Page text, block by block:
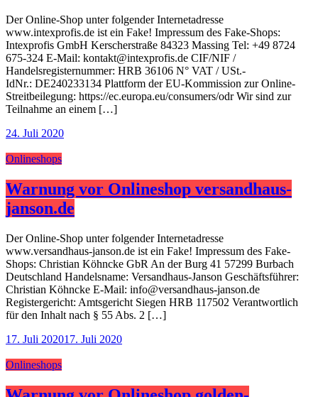
Der Online-Shop unter folgender Internetadresse
www.intexprofis.de ist ein Fake! Impressum des Fake-Shops:
Intexprofis GmbH Kerscherstraße 84323 Massing Tel: +49 8724
675-324 E-Mail: kontakt@intexprofis.de CIF/NIF /
Handelsregisternummer: HRB 36106 N° VAT / USt.-
IdNr.: DE240233134 Plattform der EU-Kommission zur Online-
Streitbeilegung: https://ec.europa.eu/consumers/odr Wir sind zur
Teilnahme an einem […]
24. Juli 2020
Onlineshops
Warnung vor Onlineshop versandhaus-
janson.de
Der Online-Shop unter folgender Internetadresse
www.versandhaus-janson.de ist ein Fake! Impressum des Fake-
Shops: Christian Köhncke GbR An der Burg 41 57299 Burbach
Deutschland Handelsname: Versandhaus-Janson Geschäftsführer:
Christian Köhncke E-Mail: info@versandhaus-janson.de
Registergericht: Amtsgericht Siegen HRB 117502 Verantwortlich
für den Inhalt nach § 55 Abs. 2 […]
17. Juli 202017. Juli 2020
Onlineshops